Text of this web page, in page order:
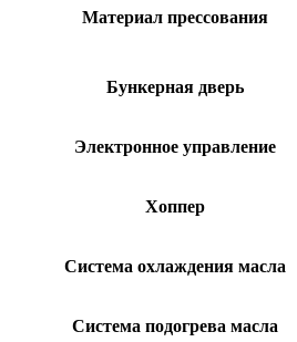
Материал прессования
Бункерная дверь
Электронное управление
Хоппер
Система охлаждения масла
Система подогрева масла